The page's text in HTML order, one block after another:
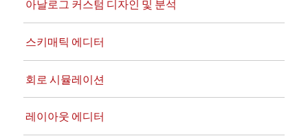
아날로그 커스텀 디자인 및 분석
스키매틱 에디터
회로 시뮬레이션
레이아웃 에디터